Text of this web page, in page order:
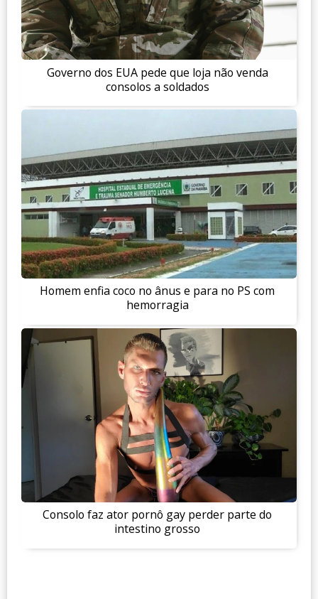
Governo dos EUA pede que loja não venda
consolos a soldados
Homem enfia coco no ânus e para no PS com
hemorragia
Consolo faz ator pornô gay perder parte do
intestino grosso